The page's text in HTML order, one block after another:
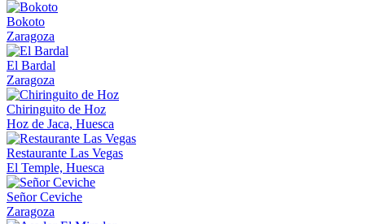
Bokoto
Zaragoza
El Bardal
Zaragoza
Chiringuito de Hoz
Hoz de Jaca, Huesca
Restaurante Las Vegas
El Temple, Huesca
Señor Ceviche
Zaragoza